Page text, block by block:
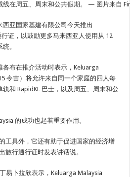
线在周五、周末和公共假期。 — 图片来自
亚国家基建有限公司今天推出
行证，以鼓励更多马来西亚人使用从 12
。
布在推介活动时表示，Keluarga
令吉）将允许来自同一个家庭的四人每
和 RapidKL 巴士，以及周五、周末和公
的成功也起着重要作用。
工具外，它还有助于促进国家的经济增
旅行通行证时发表讲话说。
易卜拉欣表示，Keluarga Malaysia